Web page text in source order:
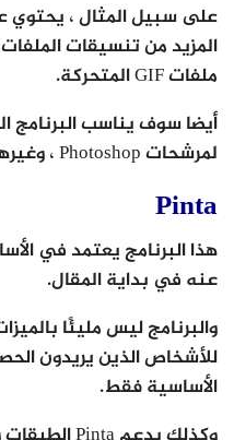
على سبيل المثال ، يحتوي
المزيد من تنسيقات
ملفات GIF المتحركة.
أيضا سوف يناسب البرنامج
لمرشحات Photoshop ، وغيرها من الأدوات المتقدمة.
Pinta
عنه في بداية المقال.
والبرنامج ليس مليئًا
للأشخاص الذين يريدون
الأساسية فقط.